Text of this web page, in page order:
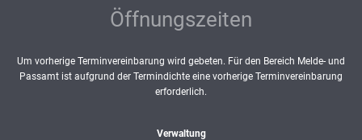
Öffnungszeiten
Um vorherige Terminvereinbarung wird gebeten. Für den Bereich Melde- und
Passamt ist aufgrund der Termindichte eine vorherige Terminvereinbarung
erforderlich.
Verwaltung